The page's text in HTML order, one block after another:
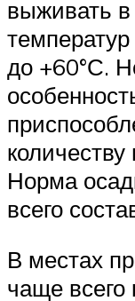
выживать
до +60°С.
Норма
всего
В местах
чаще всего